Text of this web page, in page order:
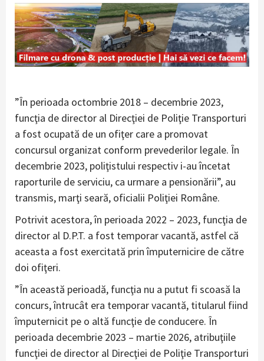
”În perioada octombrie 2018 – decembrie 2023,
funcţia de director al Direcţiei de Poliţie Transporturi
a fost ocupată de un ofiţer care a promovat
concursul organizat conform prevederilor legale. În
decembrie 2023, poliţistului respectiv i-au încetat
raporturile de serviciu, ca urmare a pensionării”, au
transmis, marţi seară, oficialii Poliţiei Române.
Potrivit acestora, în perioada 2022 – 2023, funcţia de
director al D.P.T. a fost temporar vacantă, astfel că
aceasta a fost exercitată prin împuternicire de către
doi ofiţeri.
”În această perioadă, funcţia nu a putut fi scoasă la
concurs, întrucât era temporar vacantă, titularul fiind
împuternicit pe o altă funcţie de conducere. În
perioada decembrie 2023 – martie 2026, atribuţiile
funcţiei de director al Direcţiei de Poliţie Transporturi